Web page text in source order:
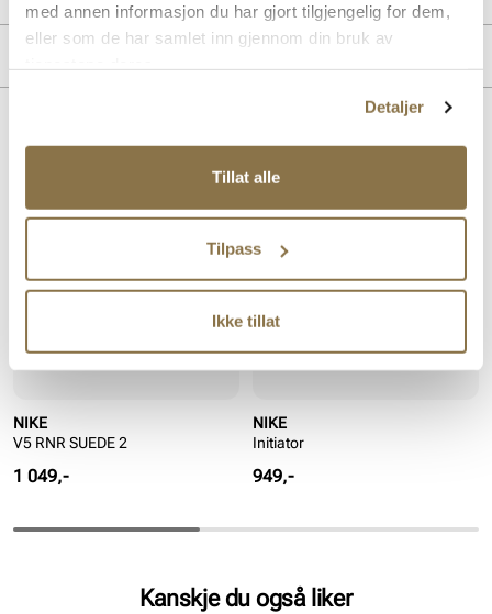
med annen informasjon du har gjort tilgjengelig for dem,
eller som de har samlet inn gjennom din bruk av
Detaljer
Tillat alle
Tilpass
Ikke tillat
Lignende produkter
NIKE
V5 RNR SUEDE 2
Pris
1 049,-
NIKE
Initiator
Pris
949,-
Kanskje du også liker